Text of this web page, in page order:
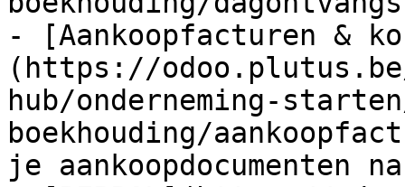
- [Aankoopfacturen &
(https://
hub/onderneming-
boekhouding/
je aankoopdocumenten